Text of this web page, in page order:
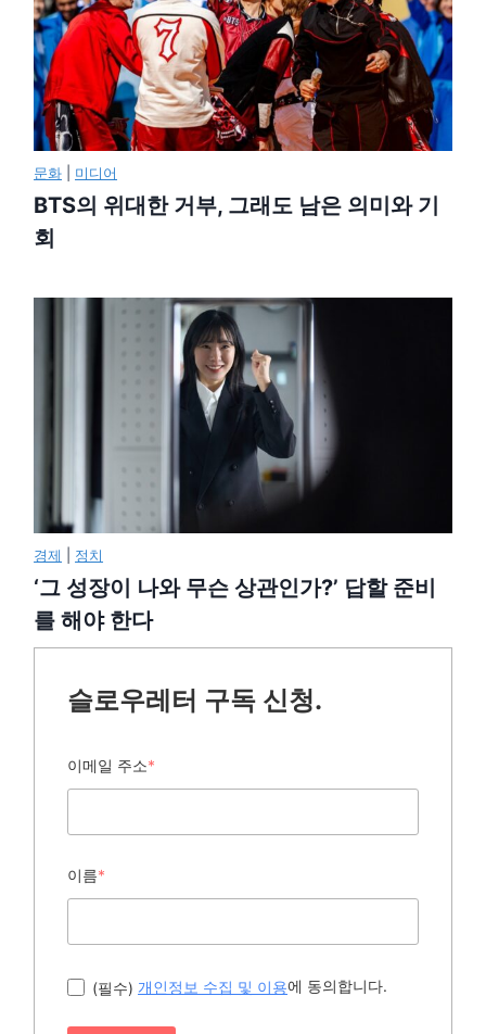
문화 미디어
BTS의 위대한 거부, 그래도 남은 의미와 기
회
경제 정치
‘그 성장이 나와 무슨 상관인가?’ 답할 준비
를 해야 한다
슬로우레터 구독 신청.
이메일 주소*
이름*
(필수) 개인정보 수집 및 이용에 동의합니다.